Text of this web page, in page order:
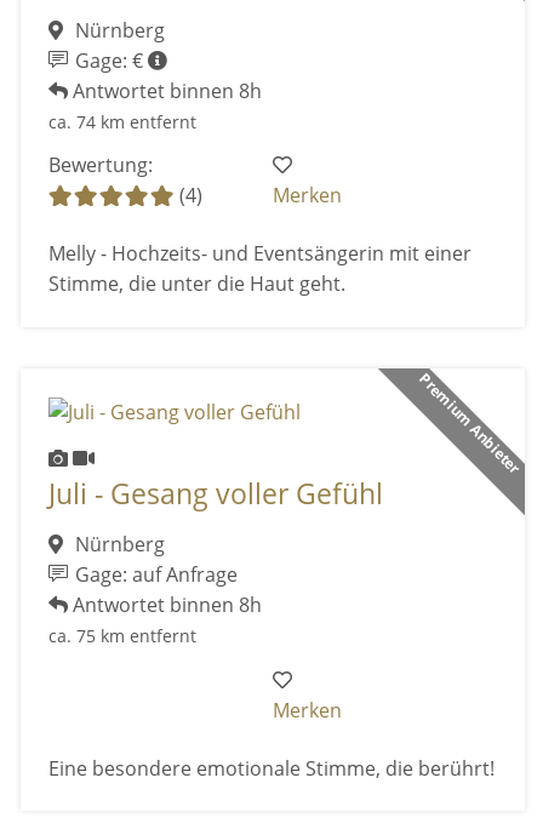
Nürnberg
Gage: €
Antwortet binnen 8h
ca. 74 km entfernt
Bewertung:
(4)
Merken
Melly - Hochzeits- und Eventsängerin mit einer
Stimme, die unter die Haut geht.
Premium Anbieter
Juli - Gesang voller Gefühl
Nürnberg
Gage: auf Anfrage
Antwortet binnen 8h
ca. 75 km entfernt
Merken
Eine besondere emotionale Stimme, die berührt!